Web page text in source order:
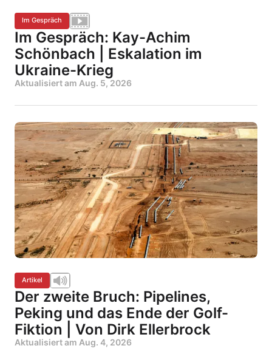
Im Gespräch
Im Gespräch: Kay-Achim
Schönbach | Eskalation im
Ukraine-Krieg
Aktualisiert am Aug. 5, 2026
Artikel
Der zweite Bruch: Pipelines,
Peking und das Ende der Golf-
Fiktion | Von Dirk Ellerbrock
Aktualisiert am Aug. 4, 2026